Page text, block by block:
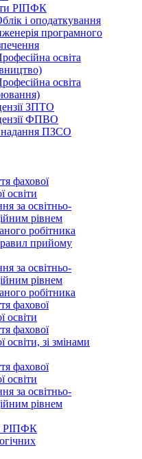
РІПФК
і оподаткування
програмного
освіта
освіта
ЗПТО
ФПВО
надання ПЗСО
фахової
освіти
за освітньо-
рівнем
робітника
прийому
за освітньо-
рівнем
робітника
фахової
освіти
фахової
освіти, зі змінами
фахової
освіти
за освітньо-
рівнем
РІПФК